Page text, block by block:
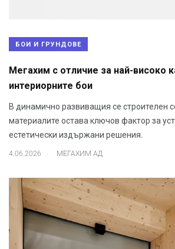
БОИ И ГРУНДОВЕ
Мегахим с отличие за най-високо
интериорните бои
В динамично развиващия се строителен
материалите остава ключов фактор за
естетически издържани решения.
4.06.2026 . МЕГАХИМ АД